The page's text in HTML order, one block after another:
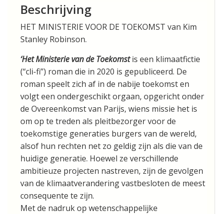
aantal
Beschrijving
HET MINISTERIE VOOR DE TOEKOMST van Kim
Stanley Robinson.
‘Het Ministerie van de Toekomstis een klimaatfictie
(“cli-fi”) roman die in 2020 is gepubliceerd. De
roman speelt zich af in de nabije toekomst en
volgt een ondergeschikt orgaan, opgericht onder
de Overeenkomst van Parijs, wiens missie het is
om op te treden als pleitbezorger voor de
toekomstige generaties burgers van de wereld,
alsof hun rechten net zo geldig zijn als die van de
huidige generatie. Hoewel ze verschillende
ambitieuze projecten nastreven, zijn de gevolgen
van de klimaatverandering vastbesloten de meest
consequente te zijn.
Met de nadruk op wetenschappelijke